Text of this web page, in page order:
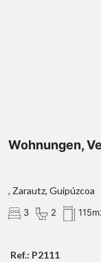
Wohnungen,
, Zarautz, Guipúzcoa
3 2
Ref.: P2111